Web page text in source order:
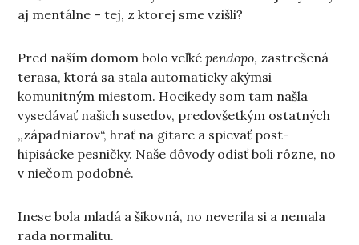
aj mentálne – tej, z ktorej sme vzišli?
Pred naším domom bolo veľképendopo, zastrešená
terasa, ktorá sa stala automaticky akýmsi
komunitným miestom. Hocikedy som tam našla
vysedávať našich susedov, predovšetkým ostatných
„západniarov“, hrať na gitare a spievať post-
hipisácke pesničky. Naše dôvody odísť boli rôzne, no
v niečom podobné.
Inese bola mladá a šikovná, no neverila si a nemala
rada normalitu.